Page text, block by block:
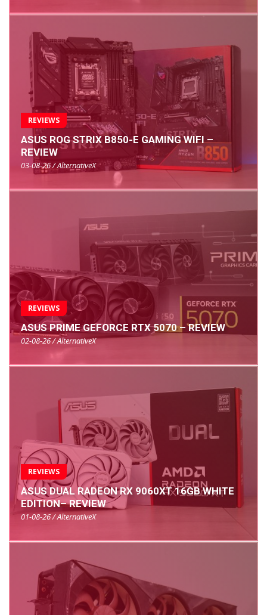
REVIEWS
ASUS ROG STRIX B850-E GAMING WIFI –
REVIEW
03-08-26 / AlternativeX
REVIEWS
ASUS PRIME GEFORCE RTX 5070 – REVIEW
02-08-26 / AlternativeX
REVIEWS
ASUS DUAL RADEON RX 9060XT 16GB WHITE
EDITION– REVIEW
01-08-26 / AlternativeX